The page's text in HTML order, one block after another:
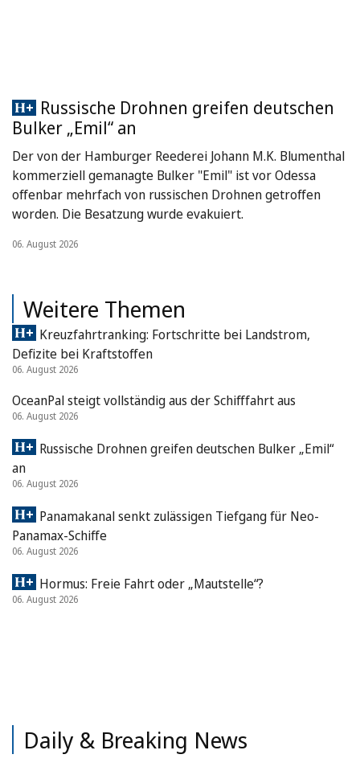
Russische Drohnen greifen deutschen
Bulker „Emil“ an
Der von der Hamburger Reederei Johann M.K. Blumenthal
kommerziell gemanagte Bulker "Emil" ist vor Odessa
offenbar mehrfach von russischen Drohnen getroffen
worden. Die Besatzung wurde evakuiert.
06. August 2026
Weitere Themen
Kreuzfahrtranking: Fortschritte bei Landstrom,
Defizite bei Kraftstoffen
06. August 2026
OceanPal steigt vollständig aus der Schifffahrt aus
06. August 2026
Russische Drohnen greifen deutschen Bulker „Emil“
an
06. August 2026
Panamakanal senkt zulässigen Tiefgang für Neo-
Panamax-Schiffe
06. August 2026
Hormus: Freie Fahrt oder „Mautstelle“?
06. August 2026
Daily & Breaking News